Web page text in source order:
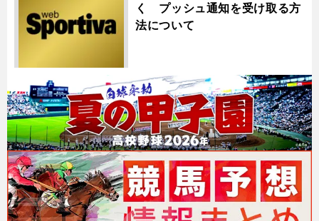
く プッシュ通知を受け取る方
法について